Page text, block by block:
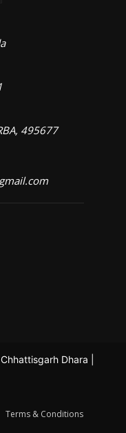
495677
Dhara |
Terms & Conditions